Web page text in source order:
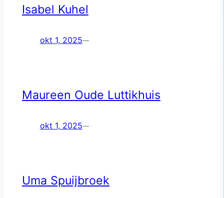
Isabel Kuhel
okt 1, 2025—
Maureen Oude Luttikhuis
okt 1, 2025—
Uma Spuijbroek